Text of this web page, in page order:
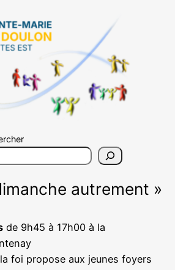
autrement »
de 9h45 à 17h00 à la
la foi propose aux jeunes foyers